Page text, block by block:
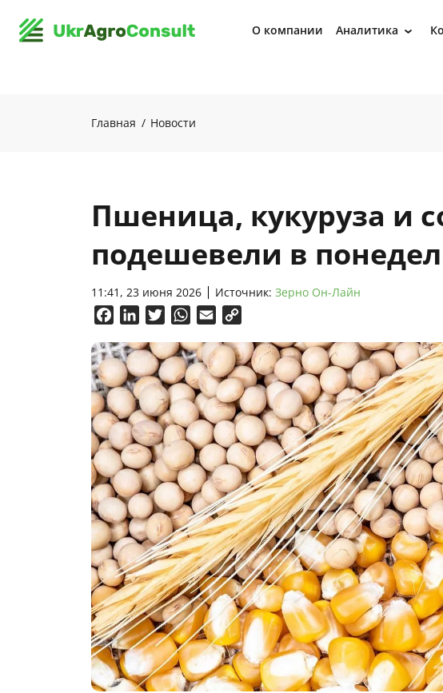
О компании Аналитика ›
Главная Новости
Пшеница, кукуруза и
подешевели в
11:41, 23 июня 2026 Источник: Зерно Он-Лайн
FacebookLinkedInTwitterWhatsApp
Email